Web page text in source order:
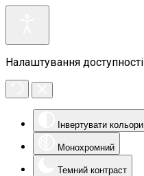
Налаштування доступності
Інвертувати кольори
Монохромний
Темний контраст